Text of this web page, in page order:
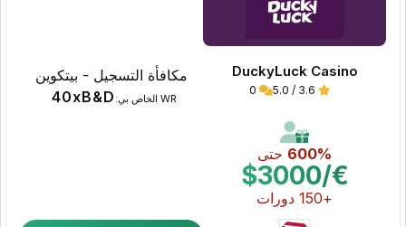
DuckyLuck Casino
3.6 / 5.0
0
600%حتى
€/$3000
+150 دورات
مكافأة التسجيل - بيتكوين
WR الخاص بي: 40xB&D